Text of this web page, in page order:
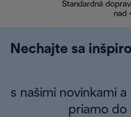
Štandardná
nad
Nechajte sa
s našimi novinkami
priamo do